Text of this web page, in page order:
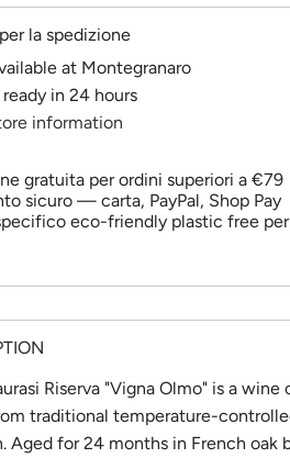
la spedizione
at Montegranaro
ready in 24 hours
information
gratuita per ordini superiori a €79
sicuro — carta, PayPal, Shop Pay
eco-friendly plastic free
Riserva "Vigna Olmo" is a
traditional temperature-
Aged for 24 months in French oak